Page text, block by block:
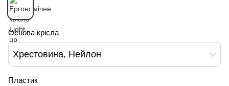
Основа крісла
Хрестовина, Нейлон
Пластик